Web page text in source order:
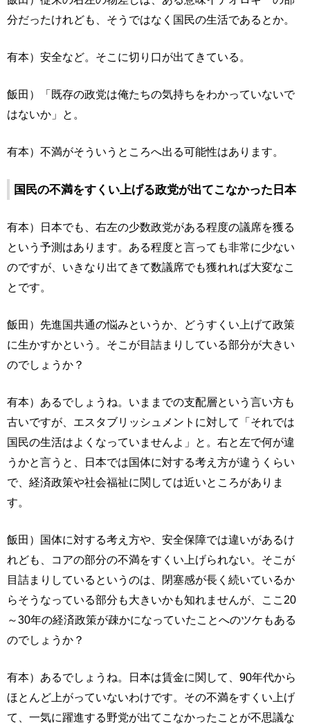
分だったけれども、そうではなく国民の生活であるとか。
有本）安全など。そこに切り口が出てきている。
飯田）「既存の政党は俺たちの気持ちをわかっていないで
はないか」と。
有本）不満がそういうところへ出る可能性はあります。
国民の不満をすくい上げる政党が出てこなかった日本
有本）日本でも、右左の少数政党がある程度の議席を獲る
という予測はあります。ある程度と言っても非常に少ない
のですが、いきなり出てきて数議席でも獲れれば大変なこ
とです。
飯田）先進国共通の悩みというか、どうすくい上げて政策
に生かすかという。そこが目詰まりしている部分が大きい
のでしょうか？
有本）あるでしょうね。いままでの支配層という言い方も
古いですが、エスタブリッシュメントに対して「それでは
国民の生活はよくなっていませんよ」と。右と左で何が違
うかと言うと、日本では国体に対する考え方が違うくらい
で、経済政策や社会福祉に関しては近いところがありま
す。
飯田）国体に対する考え方や、安全保障では違いがあるけ
れども、コアの部分の不満をすくい上げられない。そこが
目詰まりしているというのは、閉塞感が長く続いているか
らそうなっている部分も大きいかも知れませんが、ここ20
～30年の経済政策が疎かになっていたことへのツケもある
のでしょうか？
有本）あるでしょうね。日本は賃金に関して、90年代から
ほとんど上がっていないわけです。その不満をすくい上げ
て、一気に躍進する野党が出てこなかったことが不思議な